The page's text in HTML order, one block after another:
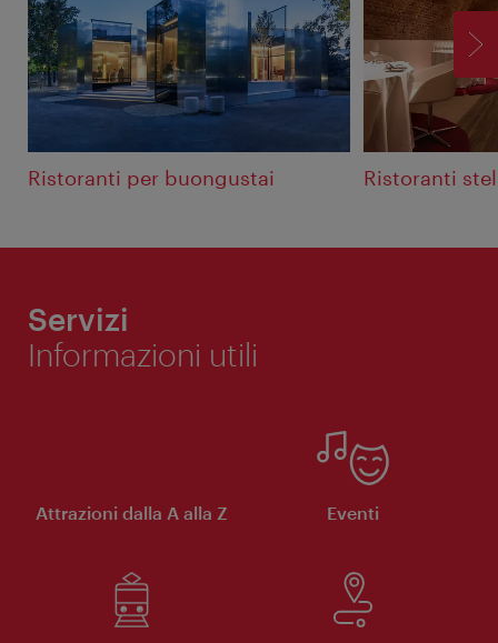
Ristoranti per buongustai Ristoranti
Servizi
Informazioni utili
Attrazioni dalla A alla Z Eventi